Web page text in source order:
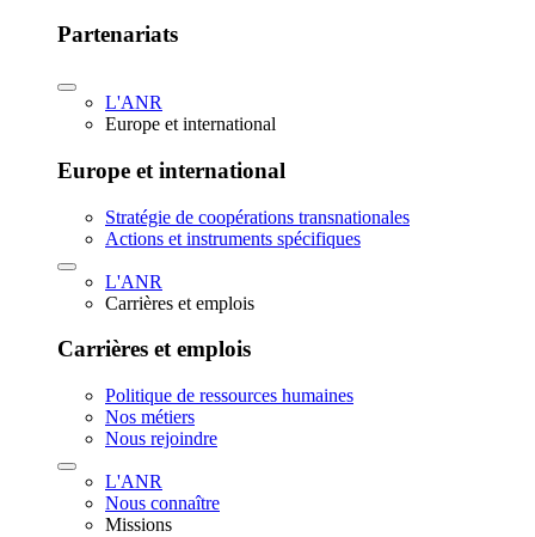
Partenariats
L'ANR
Europe et international
Europe et international
Stratégie de coopérations transnationales
Actions et instruments spécifiques
L'ANR
Carrières et emplois
Carrières et emplois
Politique de ressources humaines
Nos métiers
Nous rejoindre
L'ANR
Nous connaître
Missions